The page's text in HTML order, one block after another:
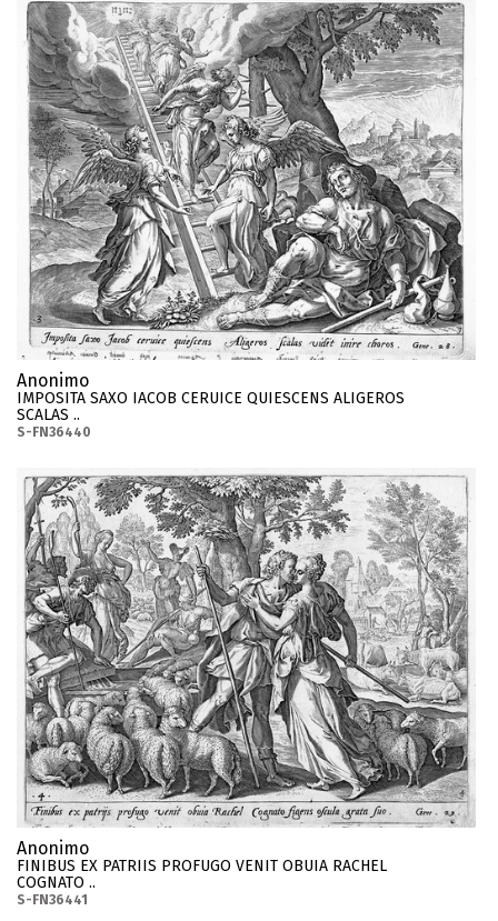
Anonimo
IMPOSITA SAXO IACOB CERUICE QUIESCENS ALIGEROS
SCALAS ..
S-FN36440
Anonimo
FINIBUS EX PATRIIS PROFUGO VENIT OBUIA RACHEL
COGNATO ..
S-FN36441